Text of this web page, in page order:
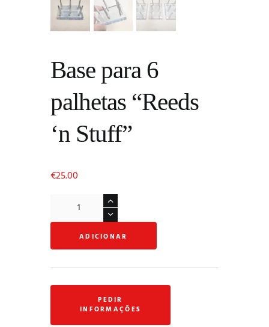
Base para 6
palhetas “Reeds
‘n Stuff”
€25.00
Quantidade
para
6
palhetas
ADICIONAR